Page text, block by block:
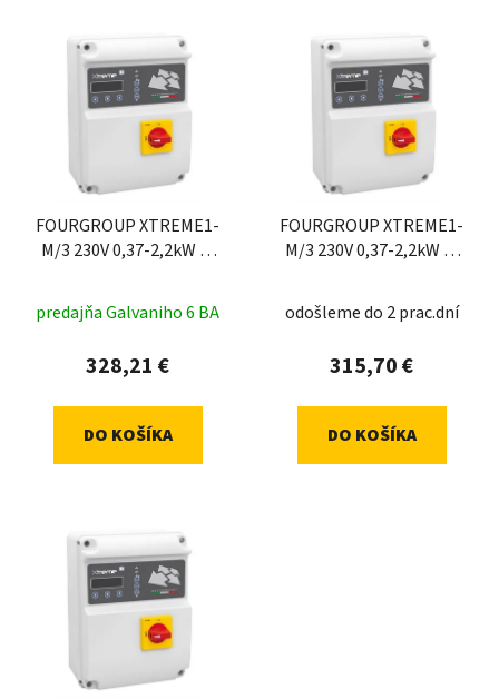
FOURGROUP XTREME1-
M/3 230V 0,37-2,2kW 2-
predajňa Galvaniho 6 BA
328,21 €
DO KOŠÍKA
FOURGROUP XTREME1-
M/3 230V 0,37-2,2kW 2-
odošleme do 2 prac.dní
315,70 €
DO KOŠÍKA